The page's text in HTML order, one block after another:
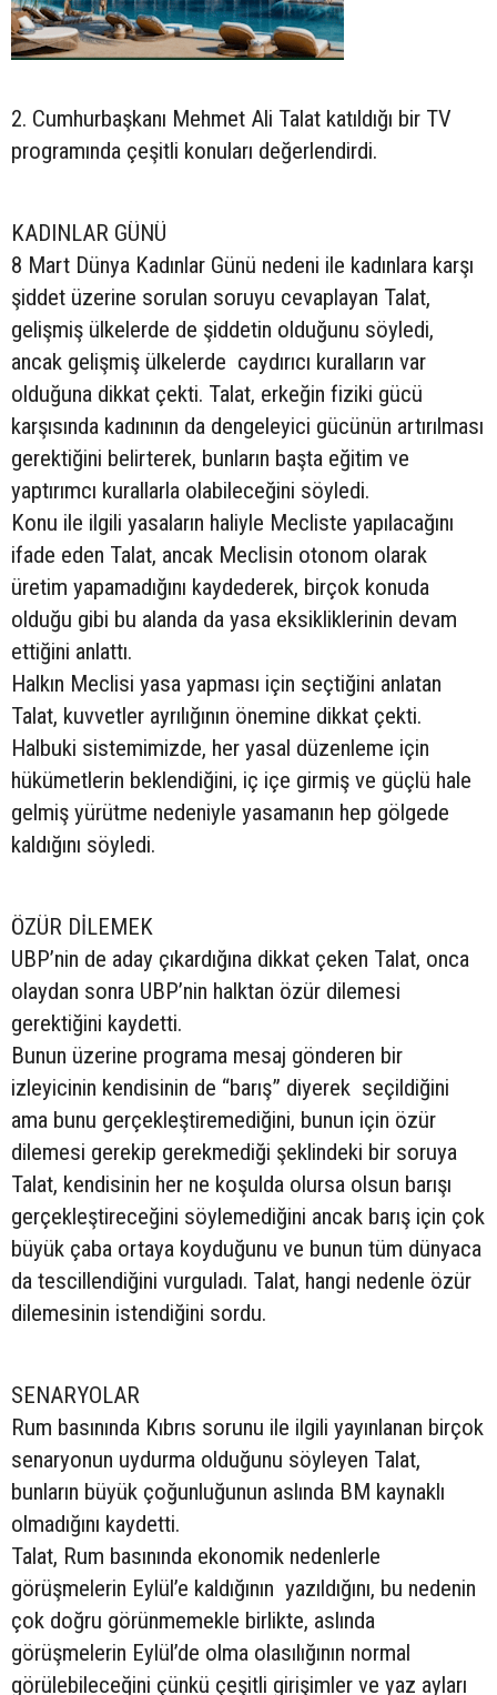
2. Cumhurbaşkanı Mehmet Ali Talat katıldığı bir TV
programında çeşitli konuları değerlendirdi.
KADINLAR GÜNÜ
8 Mart Dünya Kadınlar Günü nedeni ile kadınlara karşı
şiddet üzerine sorulan soruyu cevaplayan Talat,
gelişmiş ülkelerde de şiddetin olduğunu söyledi,
ancak gelişmiş ülkelerde caydırıcı kuralların var
olduğuna dikkat çekti. Talat, erkeğin fiziki gücü
karşısında kadınının da dengeleyici gücünün artırılması
gerektiğini belirterek, bunların başta eğitim ve
yaptırımcı kurallarla olabileceğini söyledi.
Konu ile ilgili yasaların haliyle Mecliste yapılacağını
ifade eden Talat, ancak Meclisin otonom olarak
üretim yapamadığını kaydederek, birçok konuda
olduğu gibi bu alanda da yasa eksikliklerinin devam
ettiğini anlattı.
Halkın Meclisi yasa yapması için seçtiğini anlatan
Talat, kuvvetler ayrılığının önemine dikkat çekti.
Halbuki sistemimizde, her yasal düzenleme için
hükümetlerin beklendiğini, iç içe girmiş ve güçlü hale
gelmiş yürütme nedeniyle yasamanın hep gölgede
kaldığını söyledi.
ÖZÜR DİLEMEK
UBP’nin de aday çıkardığına dikkat çeken Talat, onca
olaydan sonra UBP’nin halktan özür dilemesi
gerektiğini kaydetti.
Bunun üzerine programa mesaj gönderen bir
izleyicinin kendisinin de “barış” diyerek seçildiğini
ama bunu gerçekleştiremediğini, bunun için özür
dilemesi gerekip gerekmediği şeklindeki bir soruya
Talat, kendisinin her ne koşulda olursa olsun barışı
gerçekleştireceğini söylemediğini ancak barış için çok
büyük çaba ortaya koyduğunu ve bunun tüm dünyaca
da tescillendiğini vurguladı. Talat, hangi nedenle özür
dilemesinin istendiğini sordu.
SENARYOLAR
Rum basınında Kıbrıs sorunu ile ilgili yayınlanan birçok
senaryonun uydurma olduğunu söyleyen Talat,
bunların büyük çoğunluğunun aslında BM kaynaklı
olmadığını kaydetti.
Talat, Rum basınında ekonomik nedenlerle
görüşmelerin Eylül’e kaldığının yazıldığını, bu nedenin
çok doğru görünmemekle birlikte, aslında
görüşmelerin Eylül’de olma olasılığının normal
görülebileceğini çünkü çeşitli girişimler ve yaz ayları